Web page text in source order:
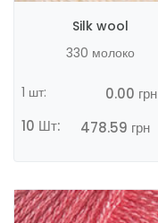
Silk wool
330 молоко
1 шт:
0.00 грн
10 Шт:
478.59 грн